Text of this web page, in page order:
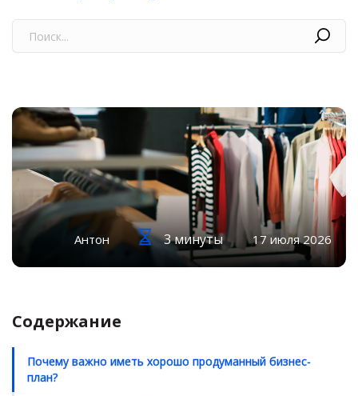
Антон 3 минуты 17 июля 2026
Содержание
Почему важно иметь хорошо продуманный бизнес-
план?